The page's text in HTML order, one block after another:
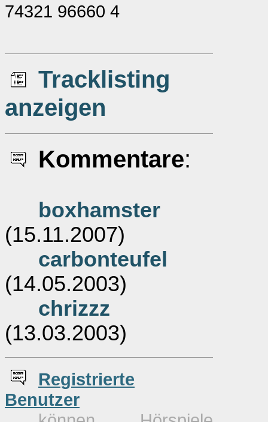
74321 96660 4
Tracklisting
anzeigen
Kommentare:
boxhamster
(15.11.2007)
carbonteufel
(14.05.2003)
chrizzz
(13.03.2003)
Registrierte
Benutzer